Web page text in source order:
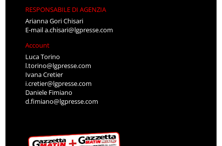
RESPONSABILE DI AGENZIA
Arianna Gori Chisari
E-maila.chisari@lgpresse.com
Account
Luca Torino
l.torino@lgpresse.com
Ivana Cretier
i.cretier@lgpresse.com
Daniele Fimiano
d.fimiano@lgpresse.com